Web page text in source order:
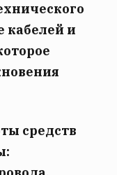
кабелей и
средств